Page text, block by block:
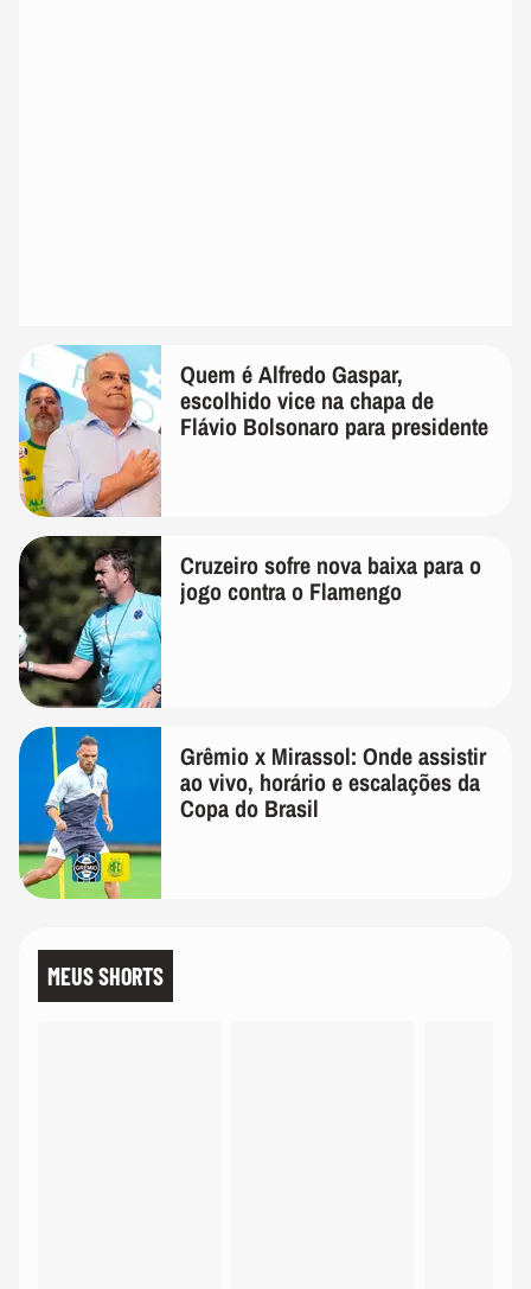
Quem é Alfredo Gaspar,
escolhido vice na chapa de
Flávio Bolsonaro para presidente
Cruzeiro sofre nova baixa para o
jogo contra o Flamengo
Grêmio x Mirassol: Onde assistir
ao vivo, horário e escalações da
Copa do Brasil
MEUS SHORTS